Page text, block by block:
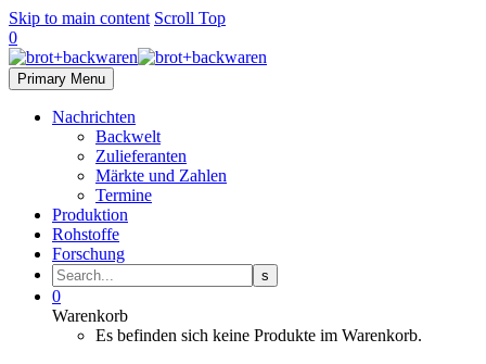
Skip to main content Scroll Top
0
Primary Menu
Nachrichten
Backwelt
Zulieferanten
Märkte und Zahlen
Termine
Produktion
Rohstoffe
Forschung
0
Warenkorb
Es befinden sich keine Produkte im Warenkorb.